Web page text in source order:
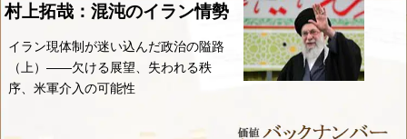
村上拓哉：混沌のイラン情勢
イラン現体制が迷い込んだ政治の隘路
（上）――欠ける展望、失われる秩
序、米軍介入の可能性